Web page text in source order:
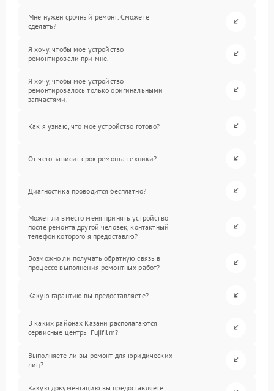
Мне нужен срочный ремонт. Сможете
сделать?
Я хочу, чтобы мое устройство
ремонтировали при мне.
Я хочу, чтобы мое устройство
ремонтировалось только оригинальными
запчастями.
Как я узнаю, что мое устройство готово?
От чего зависит срок ремонта техники?
Диагностика проводится бесплатно?
Может ли вместо меня принять устройство
после ремонта другой человек, контактный
телефон которого я предоставлю?
Возможно ли получать обратную связь в
процессе выполнения ремонтных работ?
Какую гарантию вы предоставляете?
В каких районах Казани располагаются
сервисные центры Fujifilm?
Выполняете ли вы ремонт для юридических
лиц?
Какую документацию вы предоставляете